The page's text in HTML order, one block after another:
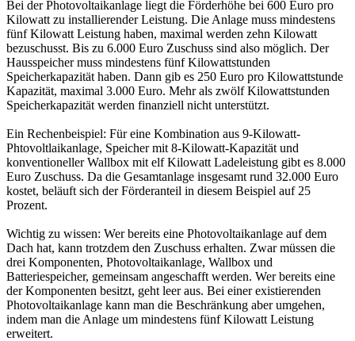
Bei der Photovoltaikanlage liegt die Förderhöhe bei 600 Euro pro
Kilowatt zu installierender Leistung. Die Anlage muss mindestens
fünf Kilowatt Leistung haben, maximal werden zehn Kilowatt
bezuschusst. Bis zu 6.000 Euro Zuschuss sind also möglich. Der
Hausspeicher muss mindestens fünf Kilowattstunden
Speicherkapazität haben. Dann gib es 250 Euro pro Kilowattstunde
Kapazität, maximal 3.000 Euro. Mehr als zwölf Kilowattstunden
Speicherkapazität werden finanziell nicht unterstützt.
Ein Rechenbeispiel: Für eine Kombination aus 9-Kilowatt-
Phtovoltlaikanlage, Speicher mit 8-Kilowatt-Kapazität und
konventioneller Wallbox mit elf Kilowatt Ladeleistung gibt es 8.000
Euro Zuschuss. Da die Gesamtanlage insgesamt rund 32.000 Euro
kostet, beläuft sich der Förderanteil in diesem Beispiel auf 25
Prozent.
Wichtig zu wissen: Wer bereits eine Photovoltaikanlage auf dem
Dach hat, kann trotzdem den Zuschuss erhalten. Zwar müssen die
drei Komponenten, Photovoltaikanlage, Wallbox und
Batteriespeicher, gemeinsam angeschafft werden. Wer bereits eine
der Komponenten besitzt, geht leer aus. Bei einer existierenden
Photovoltaikanlage kann man die Beschränkung aber umgehen,
indem man die Anlage um mindestens fünf Kilowatt Leistung
erweitert.